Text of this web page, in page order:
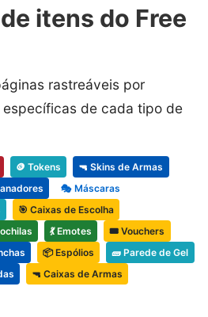
itens do Free
rastreáveis por
de cada tipo de
🪙 Tokens
🔫 Skins de Armas
🎭 Máscaras
🎯 Caixas de Escolha
💃 Emotes
🎟️ Vouchers
📦 Espólios
🧱 Parede de Gel
🔫 Caixas de Armas